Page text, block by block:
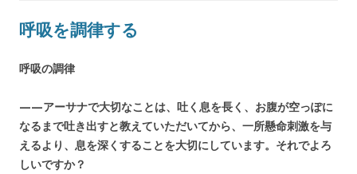
呼吸を調律する
呼吸の調律
——アーサナで大切なことは、吐く息を長く、お腹が空っぽに
なるまで吐き出すと教えていただいてから、一所懸命刺激を与
えるより、息を深くすることを大切にしています。それでよろ
しいですか？